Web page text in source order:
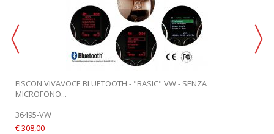
FISCON VIVAVOCE BLUETOOTH - "BASIC" VW - SENZA
MICROFONO...
36495-VW
€ 308,00